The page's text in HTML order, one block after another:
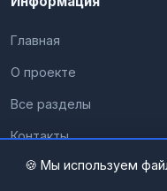
Главная
О проекте
Все разделы
Контакты
Конфиденциальность
🍪 Мы используем